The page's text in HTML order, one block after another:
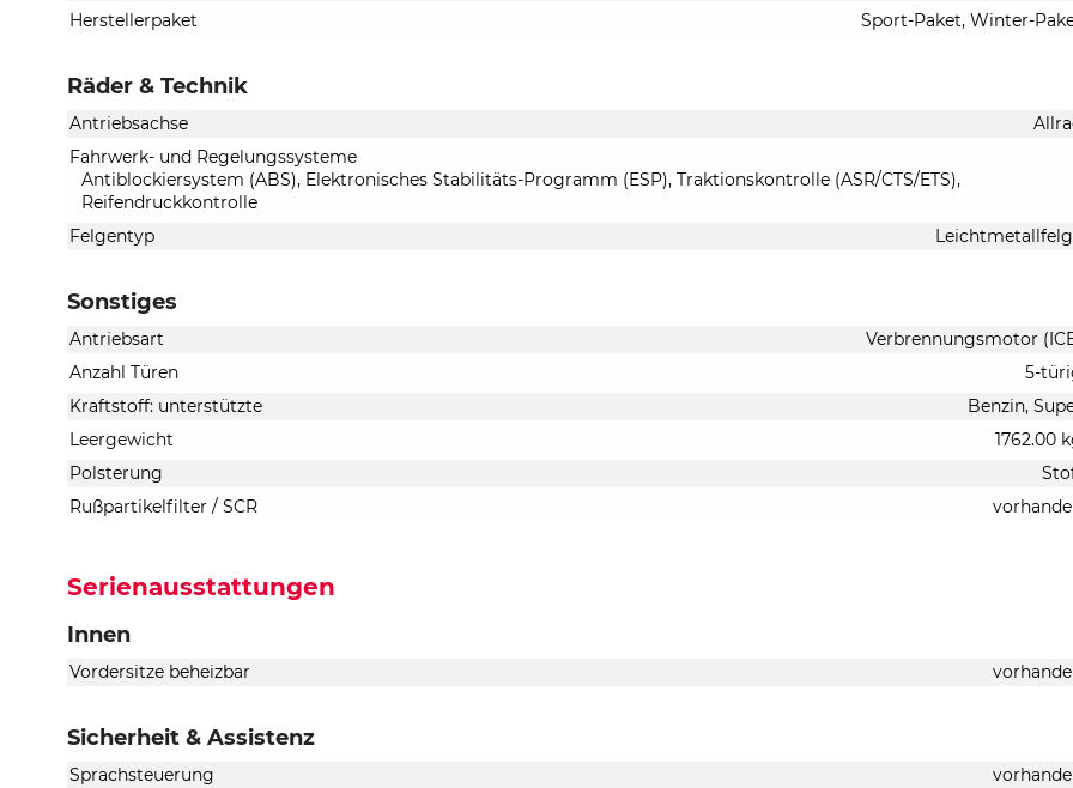
Herstellerpaket
Sport-Paket, Winter-
Räder & Technik
Antriebsachse
Fahrwerk- und Regelungssysteme
Antiblockiersystem (ABS), Elektronisches Stabilitäts-Programm (ESP), Traktionskontrolle (ASR/CTS/ETS),
Reifendruckkontrolle
Felgentyp
Sonstiges
Antriebsart
Verbrennungsmotor
Anzahl Türen
5-
Kraftstoff: unterstützte
Benzin,
Leergewicht
1762.00
Polsterung
Rußpartikelfilter / SCR
Serienausstattungen
Innen
Vordersitze beheizbar
Sicherheit & Assistenz
Sprachsteuerung